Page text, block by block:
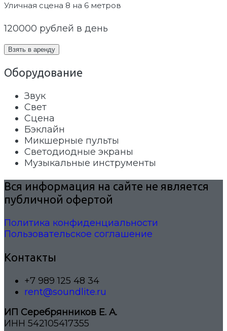
Уличная сцена 8 на 6 метров
120000 рублей в день
Взять в аренду
Оборудование
Звук
Свет
Сцена
Бэклайн
Микшерные пульты
Светодиодные экраны
Музыкальные инструменты
Вся информация на сайте не является
публичной офертой
Политика конфиденциальности
Пользовательское соглашение
Контакты
+7 989 125 48 34
rent@soundlite.ru
ИП Серебрянников Е. А.
ИНН 542105417355